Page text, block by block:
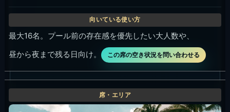
最大16名。プール前の存在感を優先したい大人数や、
昼から夜まで残る日向け。
この席の空き状況を問い合わせる